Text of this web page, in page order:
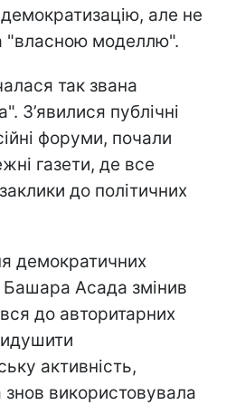
але не
"власною моделлю".
так звана
З’явилися публічні
форуми, почали
газети, де все
до політичних
демократичних
Асада змінив
до авторитарних
активність,
знов використовувала